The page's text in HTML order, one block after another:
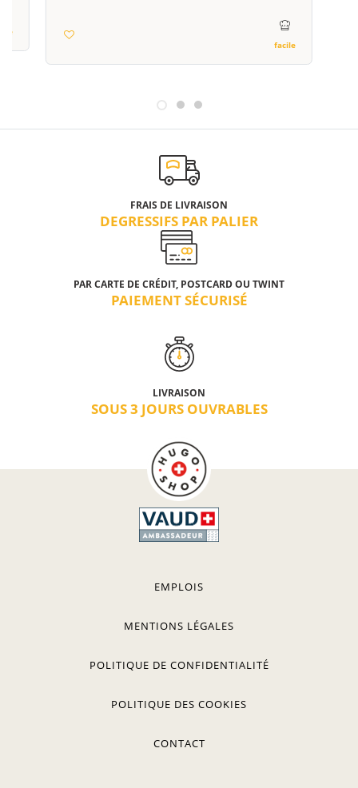
facile
FRAIS DE LIVRAISON
DEGRESSIFS PAR PALIER
PAR CARTE DE CRÉDIT, POSTCARD OU TWINT
PAIEMENT SÉCURISÉ
LIVRAISON
SOUS 3 JOURS OUVRABLES
EMPLOIS
MENTIONS LÉGALES
POLITIQUE DE CONFIDENTIALITÉ
POLITIQUE DES COOKIES
CONTACT